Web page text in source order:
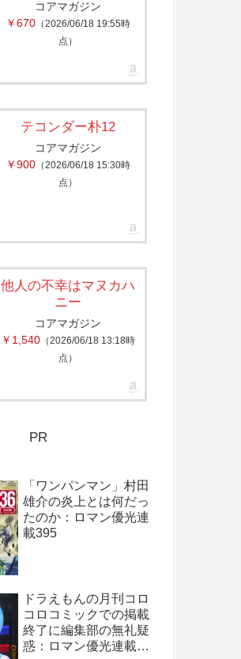
コアマガジン
￥670（2026/06/18 19:55時
点）
テコンダー朴12
コアマガジン
￥900（2026/06/18 15:30時
点）
他人の不幸はマヌカハ
ニー
コアマガジン
￥1,540（2026/06/18 13:18時
点）
PR
「ワンパンマン」村田
雄介の炎上とは何だっ
たのか：ロマン優光連
載395
ドラえもんの月刊コロ
コロコミックでの掲載
終了に編集部の無礼疑
惑：ロマン優光連載